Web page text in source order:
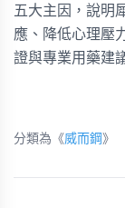
五大主因，說明
應、降低心理壓
證與專業用藥建
分類為《威而鋼 》